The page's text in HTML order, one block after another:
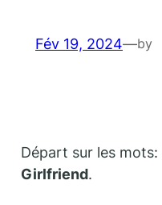
Fév 19, 2024—by
Départ sur les mots:
Girlfriend.